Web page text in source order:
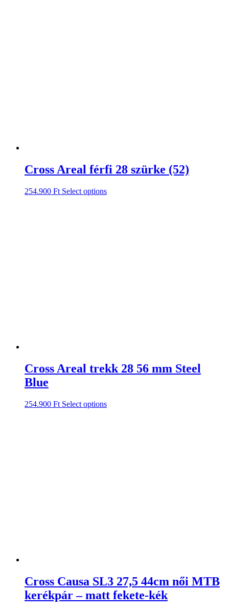
Cross Areal férfi 28 szürke (52)
254.900 Ft Select options
Cross Areal trekk 28 56 mm Steel
Blue
254.900 Ft Select options
Cross Causa SL3 27,5 44cm női MTB
kerékpár – matt fekete-kék